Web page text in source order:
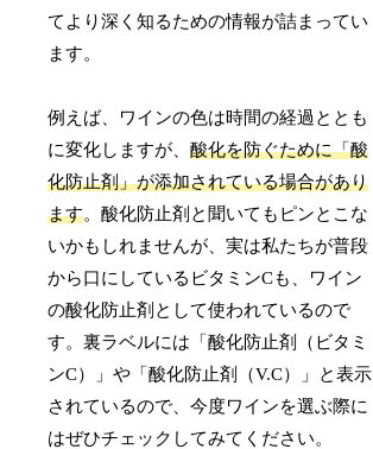
てより深く知るための情報が詰まってい
ます。
例えば、ワインの色は時間の経過ととも
に変化しますが、酸化を防ぐために「酸
化防止剤」が添加されている場合があり
ます。酸化防止剤と聞いてもピンとこな
いかもしれませんが、実は私たちが普段
から口にしているビタミンCも、ワイン
の酸化防止剤として使われているので
す。裏ラベルには「酸化防止剤（ビタミ
ンC）」や「酸化防止剤（V.C）」と表示
されているので、今度ワインを選ぶ際に
はぜひチェックしてみてください。